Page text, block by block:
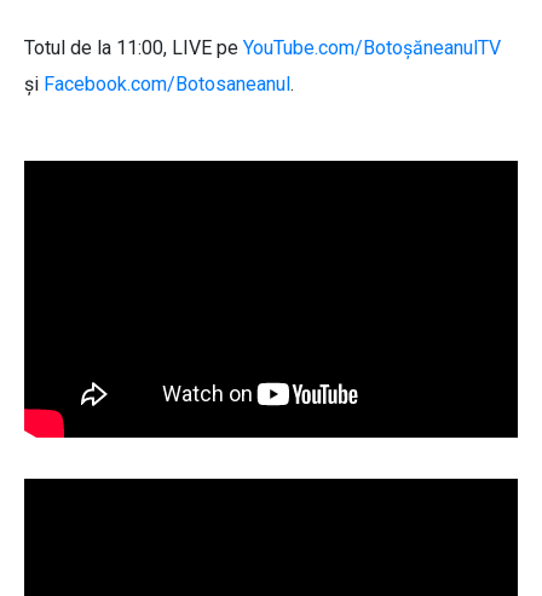
Totul de la 11:00, LIVE pe YouTube.com/BotoșăneanulTV
și Facebook.com/Botosaneanul .